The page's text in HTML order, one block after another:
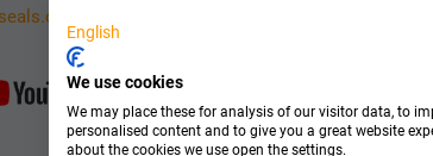
English
We use cookies
We may place these for analysis of our visitor data, to
personalised content and to give you a great website
about the cookies we use open the settings.